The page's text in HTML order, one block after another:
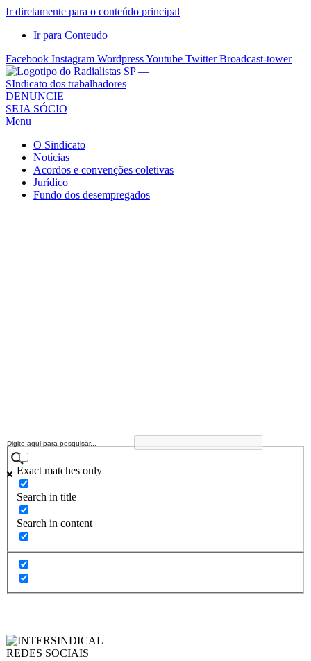
Ir diretamente para o conteúdo principal
Ir para Conteudo
Facebook Instagram WordpressYoutube Twitter Broadcast-tower
Sindicato
dos
Radialistas
São
Paulo
Sindicato
DENUNCIE
SEJA SÓCIO
Menu
O Sindicato
Notícias
Acordos e convenções coletivas
Jurídico
Fundo dos desempregados
Exact matches only
Search in title
Search in content